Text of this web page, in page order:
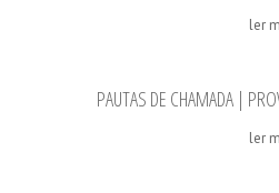
ler
PAUTAS DE CHAMADA |
ler